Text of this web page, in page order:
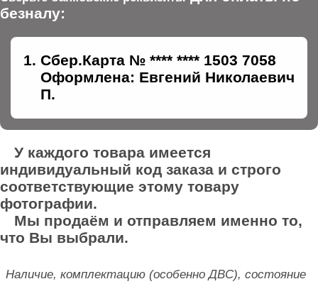
безналу:
Сбер.Карта № **** **** 1503 7058
Оформлена: Евгений Николаевич
П.
У каждого товара имеется
индивидуальный код заказа и строго
соответствующие этому товару
фотографии.
Мы продаём и отправляем именно то,
что Вы выбрали.
Наличие, комплектацию (особенно ДВС), состояние